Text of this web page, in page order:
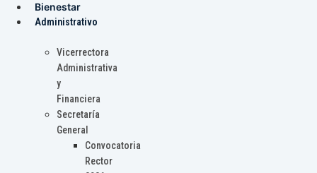
Bienestar
Administrativo
Vicerrectora
Administrativa
y
Financiera
Secretaría
General
Convocatoria
Rector